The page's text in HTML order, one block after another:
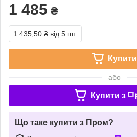
1 485 ₴
1 435,50 ₴ від 5 шт.
Купити
або
Купити з
Що таке купити з Пром?